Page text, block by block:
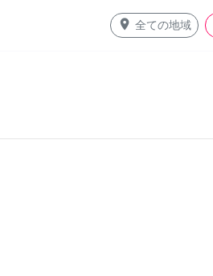
place 全ての地域